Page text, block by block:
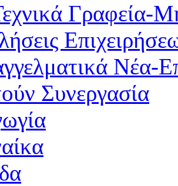
Γραφεία-
Νέα-
Συνεργασία